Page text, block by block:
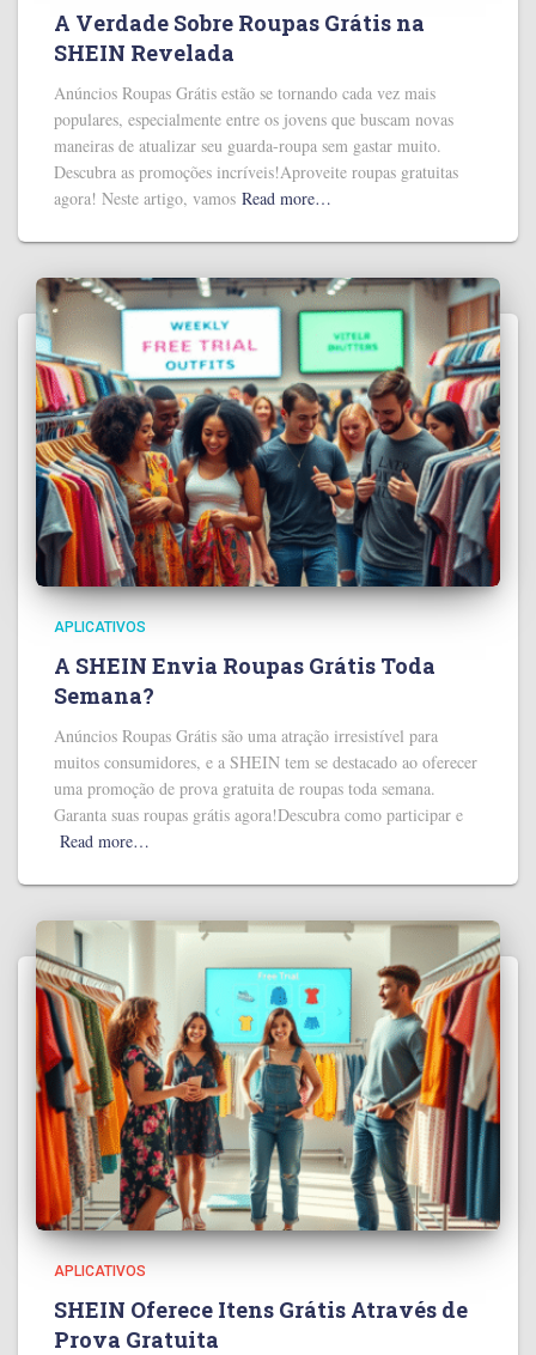
A Verdade Sobre Roupas Grátis na
SHEIN Revelada
Anúncios Roupas Grátis estão se tornando cada vez mais
populares, especialmente entre os jovens que buscam novas
maneiras de atualizar seu guarda-roupa sem gastar muito.
Descubra as promoções incríveis!Aproveite roupas gratuitas
agora! Neste artigo, vamos Read more…
APLICATIVOS
A SHEIN Envia Roupas Grátis Toda
Semana?
Anúncios Roupas Grátis são uma atração irresistível para
muitos consumidores, e a SHEIN tem se destacado ao oferecer
uma promoção de prova gratuita de roupas toda semana.
Garanta suas roupas grátis agora!Descubra como participar e
Read more…
APLICATIVOS
SHEIN Oferece Itens Grátis Através de
Prova Gratuita